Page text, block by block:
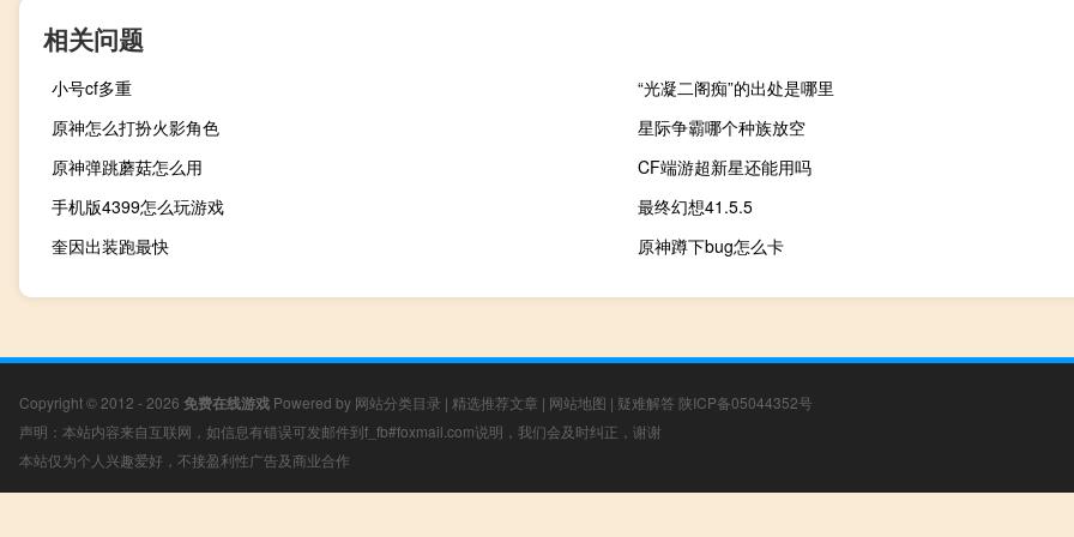
相关问题
小号cf多重
“光凝二阁痴”的出处是哪里
原神怎么打扮火影角色
星际争霸哪个种族放空
原神弹跳蘑菇怎么用
CF端游超新星还能用吗
手机版4399怎么玩游戏
最终幻想41.5.5
奎因出装跑最快
原神蹲下bug怎么卡
Copyright © 2012 - 2026 免费在线游戏 Powered by 网站分类目录 | 精选推荐文章 | 网站地图 | 疑难解答 陕ICP备05044352号
声明：本站内容来自互联网，如信息有错误可发邮件到f_fb#foxmail.com说明，我们会及时纠正，谢谢
本站仅为个人兴趣爱好，不接盈利性广告及商业合作